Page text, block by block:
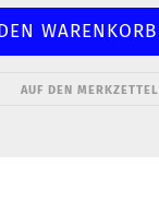
AUF DEN MERKZETTEL